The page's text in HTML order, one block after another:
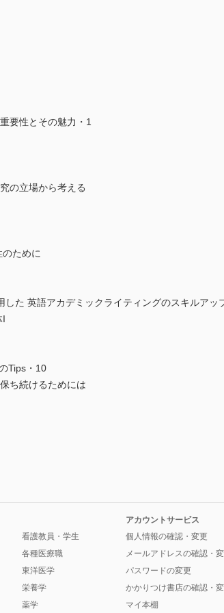
要性とその魅力・1
の立場から考える
ために
た 英語アカデミックライティングのスキルアッ
I
Tips・10
ち続けるためには
看護教員・学生
各種医療職
東洋医学
栄養学
薬学
アカウントサービス
個人情報の確認・変更
メールアドレスの確認・
パスワードの変更
かかりつけ書店の確認・
マイ本棚